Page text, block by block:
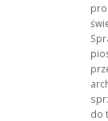
do